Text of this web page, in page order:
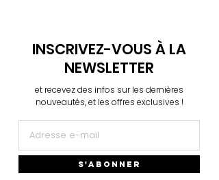
INSCRIVEZ-VOUS À LA
NEWSLETTER
et recevez des infos sur les dernières
nouveautés, et les offres exclusives !
S'ABONNER